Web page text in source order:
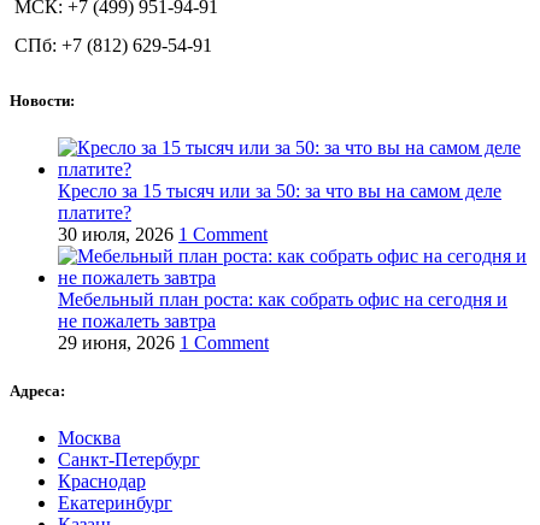
МСК: +7 (499) 951-94-91
СПб: +7 (812) 629-54-91
Новости:
Кресло за 15 тысяч или за 50: за что вы на самом деле
платите?
30 июля, 2026 1 Comment
Мебельный план роста: как собрать офис на сегодня и
не пожалеть завтра
29 июня, 2026 1 Comment
Адреса:
Москва
Санкт-Петербург
Краснодар
Екатеринбург